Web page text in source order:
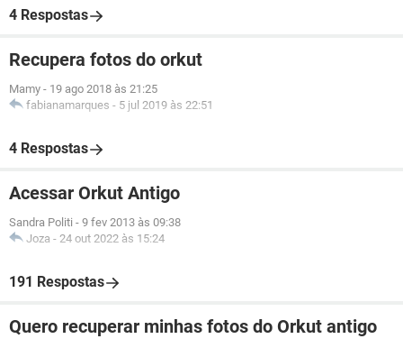
4 Respostas
Recupera fotos do orkut
Mamy - 19 ago 2018 às 21:25
fabianamarques - 5 jul 2019 às 22:51
4 Respostas
Acessar Orkut Antigo
Sandra Politi - 9 fev 2013 às 09:38
Joza - 24 out 2022 às 15:24
191 Respostas
Quero recuperar minhas fotos do Orkut antigo